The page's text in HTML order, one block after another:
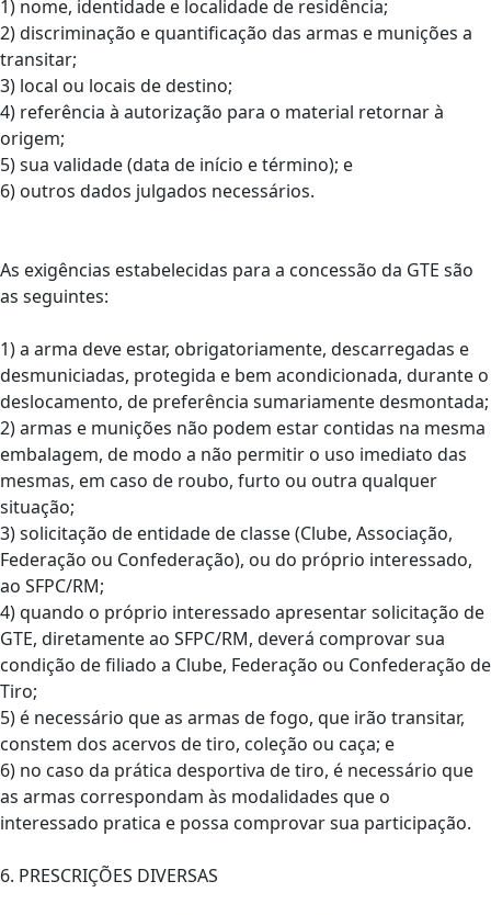
1) nome, identidade e localidade de residência;
2) discriminação e quantificação das armas e munições a
transitar;
3) local ou locais de destino;
4) referência à autorização para o material retornar à
origem;
5) sua validade (data de início e término); e
6) outros dados julgados necessários.
As exigências estabelecidas para a concessão da GTE são
as seguintes:
1) a arma deve estar, obrigatoriamente, descarregadas e
desmuniciadas, protegida e bem acondicionada, durante o
deslocamento, de preferência sumariamente desmontada;
2) armas e munições não podem estar contidas na mesma
embalagem, de modo a não permitir o uso imediato das
mesmas, em caso de roubo, furto ou outra qualquer
situação;
3) solicitação de entidade de classe (Clube, Associação,
Federação ou Confederação), ou do próprio interessado,
ao SFPC/RM;
4) quando o próprio interessado apresentar solicitação de
GTE, diretamente ao SFPC/RM, deverá comprovar sua
condição de filiado a Clube, Federação ou Confederação de
Tiro;
5) é necessário que as armas de fogo, que irão transitar,
constem dos acervos de tiro, coleção ou caça; e
6) no caso da prática desportiva de tiro, é necessário que
as armas correspondam às modalidades que o
interessado pratica e possa comprovar sua participação.
6. PRESCRIÇÕES DIVERSAS